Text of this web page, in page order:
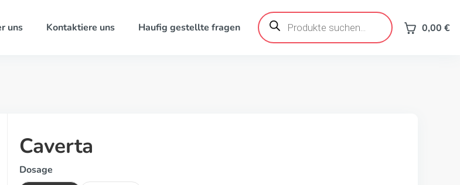
uns Kontaktiere uns Haufig gestellte fragen
Products
search 0,00 €
Caverta
Dosage